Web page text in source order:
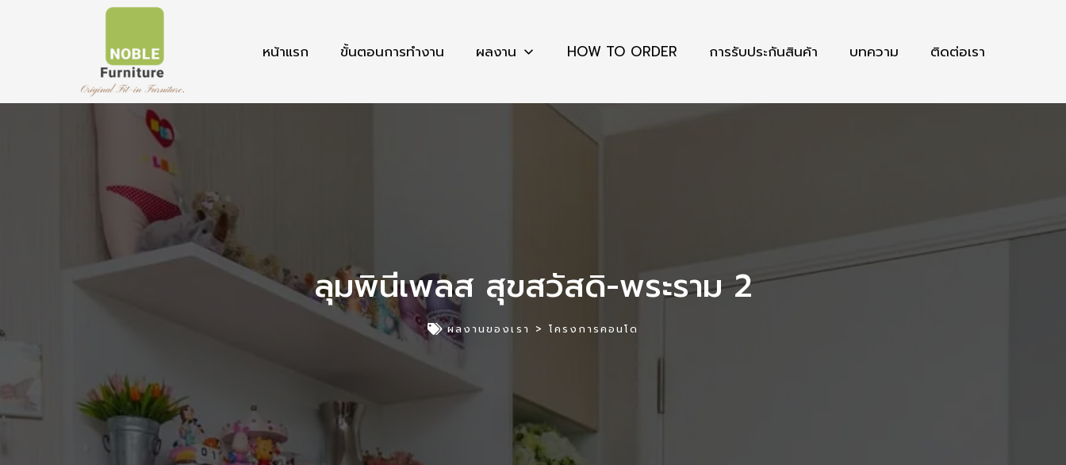
หน้าแรก ขั้นตอนการทำงาน ผลงาน HOW TO ORDER การรับประกันสินค้า บทความ ติดต่อเรา
ลุมพินีเพลส สุขสวัสดิ-พระราม 2
ผลงานของเรา > โครงการคอนโด